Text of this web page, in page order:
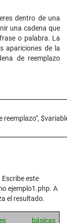
dentro de una
una cadena que
o palabra. La
apariciones de la
de reemplazo
reemplazo",
este
ejemplo1.php. A
el resultado.
básicas